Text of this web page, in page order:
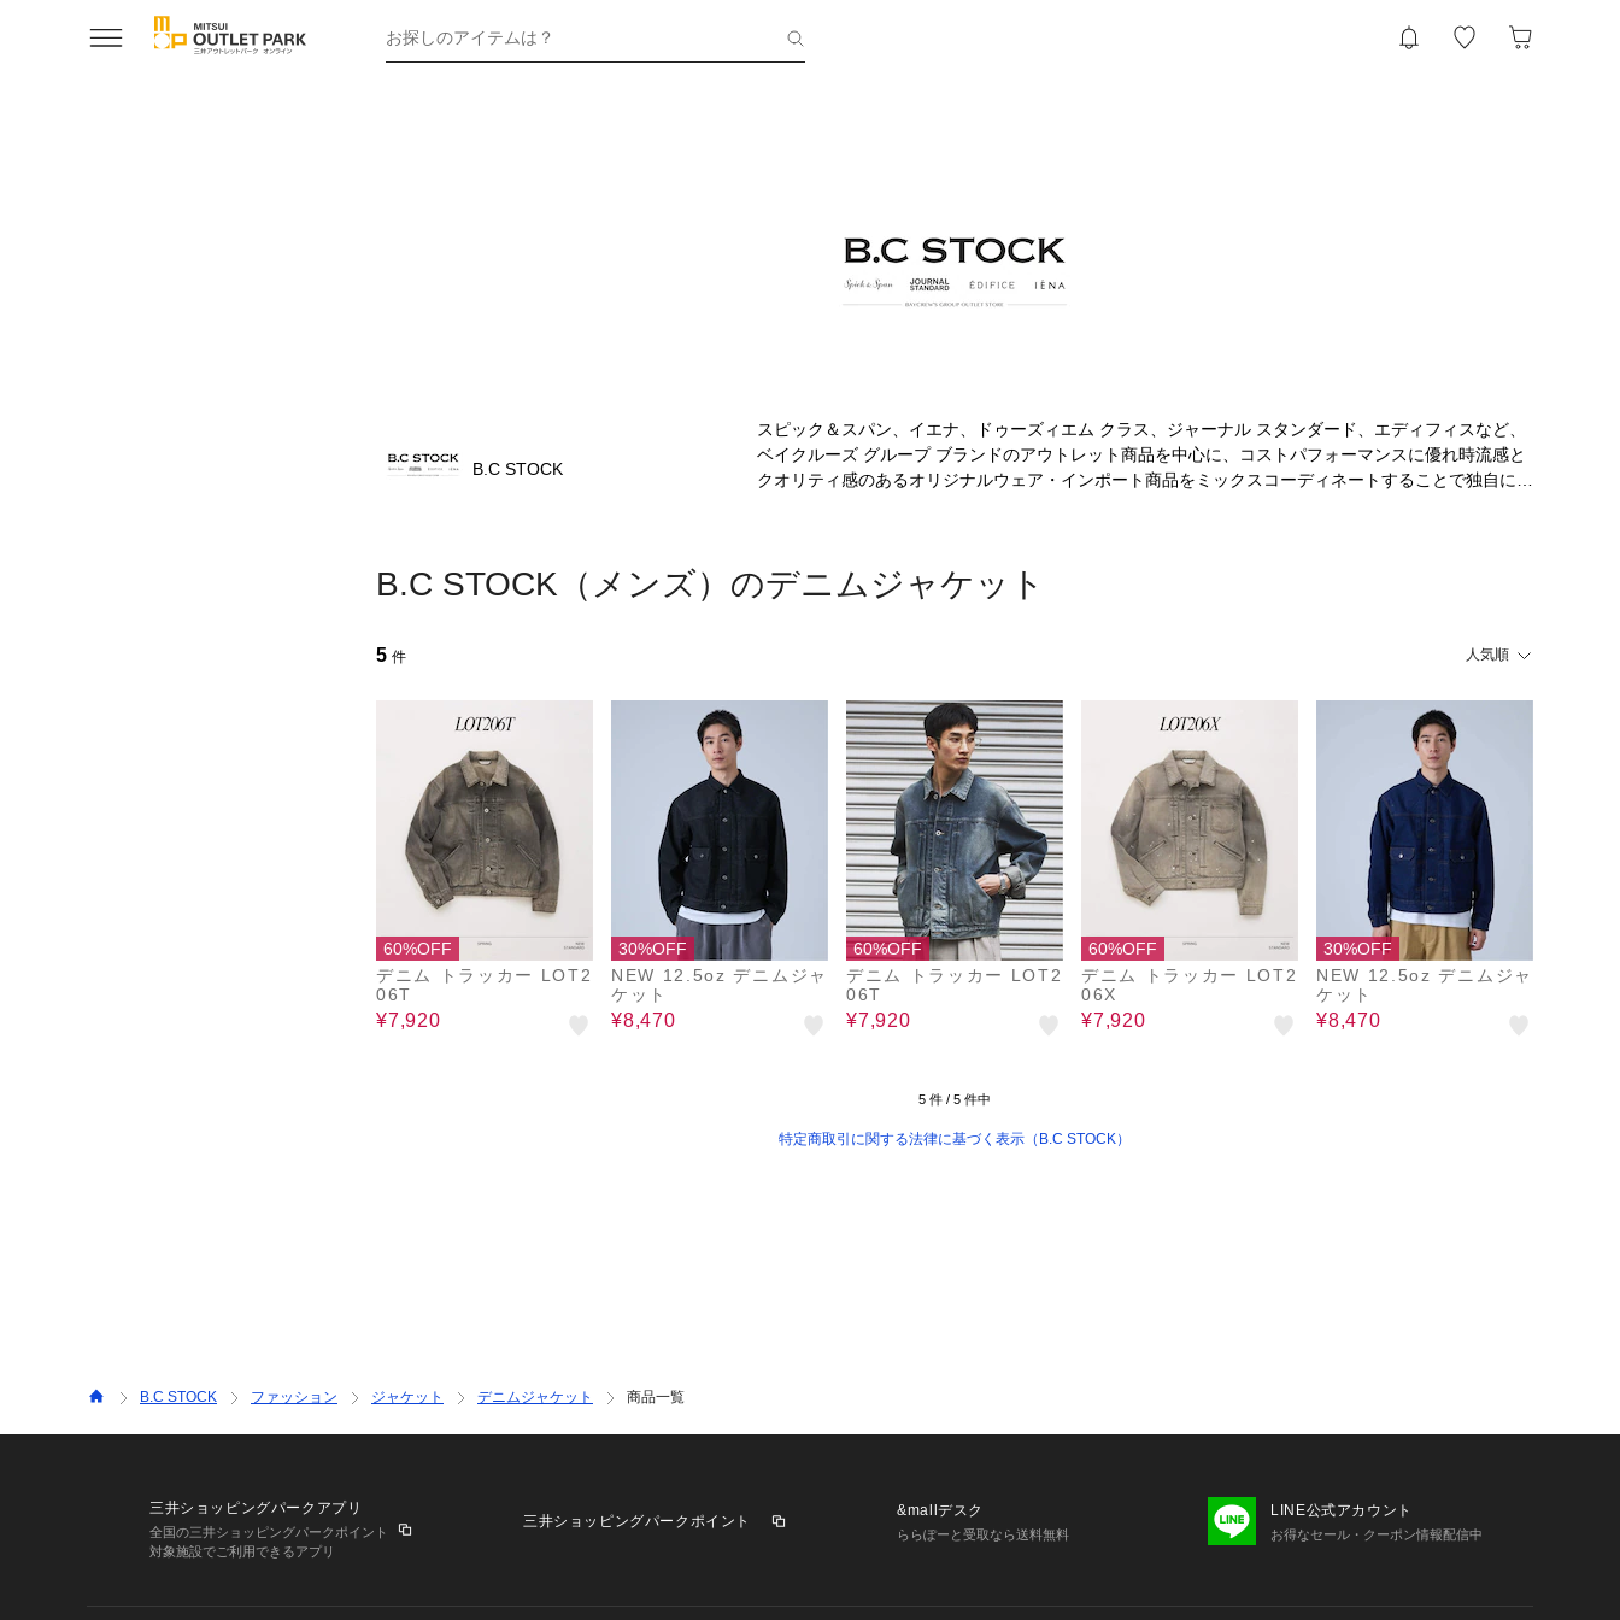
お探しのアイテムは？
B.C STOCK
スピック＆スパン、イエナ、ドゥーズィエム クラス、ジャーナル スタンダード、エディフィスなど、
ベイクルーズ グループ ブランドのアウトレット商品を中心に、コストパフォーマンスに優れ時流感と
クオリティ感のあるオリジナルウェア・インポート商品をミックスコーディネートすることで独自に価
B.C STOCK（メンズ）のデニムジャケット
5 件 人気順
60%OFF
デニム トラッカー LOT2
06T
¥7,920
30%OFF
NEW 12.5oz デニムジャ
ケット
¥8,470
60%OFF
デニム トラッカー LOT2
06T
¥7,920
60%OFF
デニム トラッカー LOT2
06X
¥7,920
30%OFF
NEW 12.5oz デニムジャ
ケット
¥8,470
5 件 / 5 件中
特定商取引に関する法律に基づく表示（B.C STOCK）
B.C STOCK ファッション ジャケット デニムジャケット 商品一覧
三井ショッピングパークアプリ
全国の三井ショッピングパークポイント
対象施設でご利用できるアプリ
三井ショッピングパークポイント
&mallデスク
ららぽーと受取なら送料無料
LINE公式アカウント
お得なセール・クーポン情報配信中